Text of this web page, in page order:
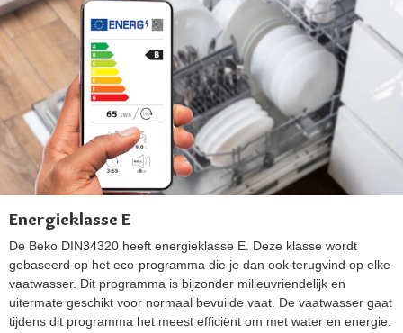
Energieklasse E
De Beko DIN34320 heeft energieklasse E. Deze klasse wordt
gebaseerd op het eco-programma die je dan ook terugvind op elke
vaatwasser. Dit programma is bijzonder milieuvriendelijk en
uitermate geschikt voor normaal bevuilde vaat. De vaatwasser gaat
tijdens dit programma het meest efficiënt om met water en energie.